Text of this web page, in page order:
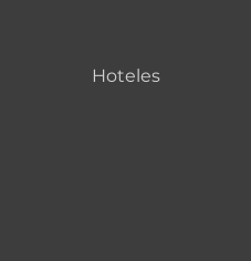
Hoteles